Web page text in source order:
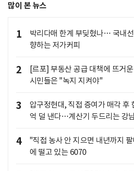
많이 본 뉴스
1
박리다매 한계 부딪혔나… 국내
향하는 저가커피
2
[르포] 부동산 공급 대책에 뜨거
시민들은 "녹지 지켜야"
3
압구정현대, 직접 증여가 매각 후
억 덜 낸다…계산기 두드리는 강
4
"직접 농사 안 지으면 내년까지
에 떨고 있는 6070